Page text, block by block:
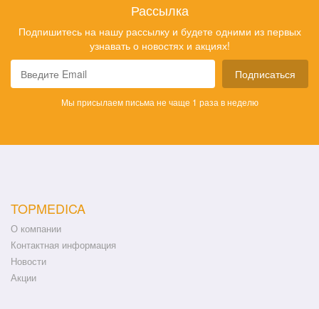
Рассылка
Подпишитесь на нашу рассылку и будете одними из первых
узнавать о новостях и акциях!
Подписаться
Мы присылаем письма не чаще 1 раза в неделю
TOPMEDICA
О компании
Контактная информация
Новости
Акции